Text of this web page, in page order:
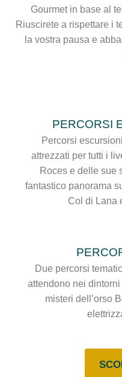
Gourmet in base al
Riuscirete a rispettare i
la vostra pausa e
PERCORSI
Percorsi
attrezzati per tutti i
Roces e delle sue
fantastico panorama
Col di Lana
Due percorsi
attendono nei
misteri dell’orso